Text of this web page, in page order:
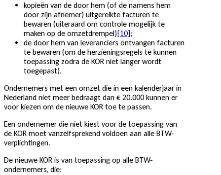
kopieën van de door hem (of de namens hem
door zijn afnemer) uitgereikte facturen te
bewaren (uiteraard om controle mogelijk te
maken op de omzetdrempel) [10];
de door hem van leveranciers ontvangen facturen
te bewaren (om de herzieningsregels te kunnen
toepassing zodra de KOR niet langer wordt
toegepast).
Ondernemers met een omzet die in een kalenderjaar in
Nederland niet meer bedraagt dan € 20.000 kunnen er
voor kiezen om de nieuwe KOR toe te passen.
Een ondernemer die niet kiest voor de toepassing van
de KOR moet vanzelfsprekend voldoen aan alle BTW-
verplichtingen.
De nieuwe KOR is van toepassing op alle BTW-
ondernemers, die: